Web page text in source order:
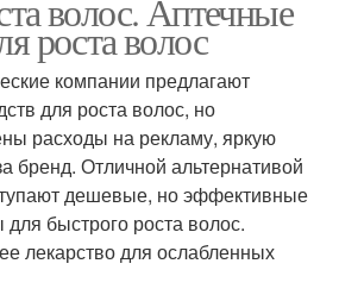
волос. Аптечные
роста волос
компании предлагают
для роста волос, но
расходы на рекламу, яркую
бренд. Отличной альтернативой
дешевые, но эффективные
быстрого роста волос.
лекарство для ослабленных